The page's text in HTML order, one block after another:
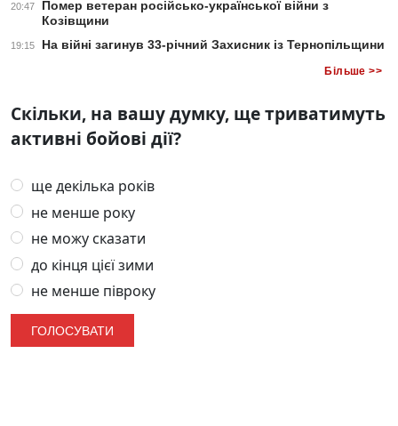
20:47
Помер ветеран російсько-української війни з
Козівщини
19:15 На війні загинув 33-річний Захисник із Тернопільщини
Більше >>
Скільки, на вашу думку, ще триватимуть
активні бойові дії?
ще декілька років
не менше року
не можу сказати
до кінця цієї зими
не менше півроку